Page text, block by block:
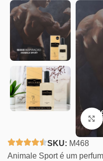
SKU: M468
Animale Sport é um